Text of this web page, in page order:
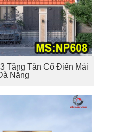
Tầng Tân Cổ Điển Mái
Nẵng